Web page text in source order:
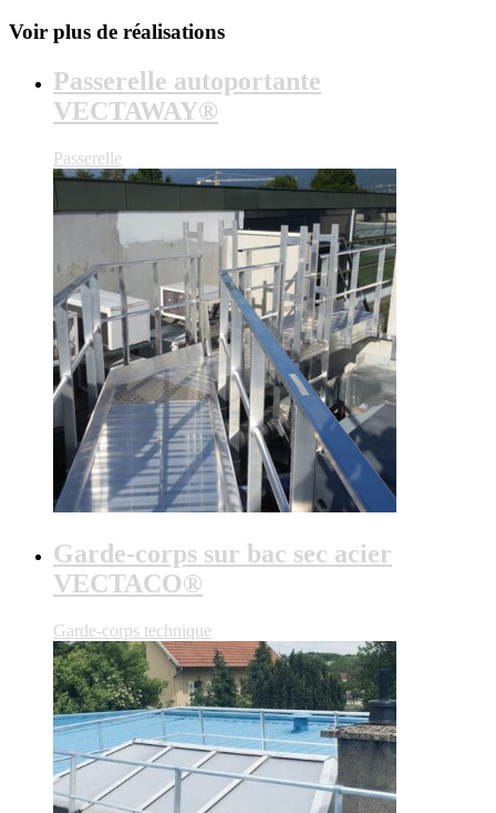
Voir plus de réalisations
Passerelle autoportante
VECTAWAY®
Passerelle
Garde-corps sur bac sec acier
VECTACO®
Garde-corps technique